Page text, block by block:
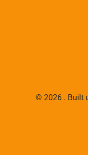
© 2026 . Built